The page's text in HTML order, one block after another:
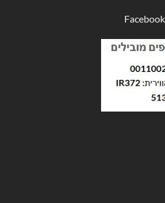
Facebook